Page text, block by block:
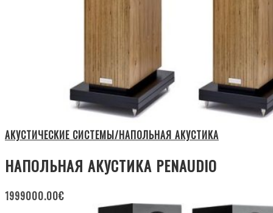
АКУСТИЧЕСКИЕ СИСТЕМЫ/НАПОЛЬНАЯ АКУСТИКА
НАПОЛЬНАЯ АКУСТИКА PENAUDIO
1999000.00€